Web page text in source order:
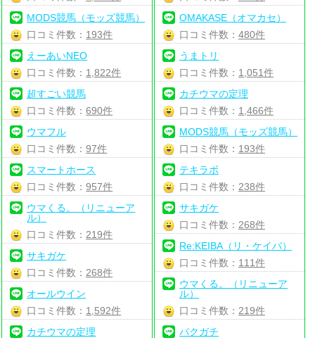
MODS競馬（モッズ競馬）
口コミ件数： 193件
えーあいNEO
口コミ件数： 1,822件
超すごい競馬
口コミ件数：690件
ウマフル
口コミ件数：97件
スマートホース
口コミ件数：957件
ウマくる。（リニューア
ル）
口コミ件数： 219件
サキガケ
口コミ件数： 268件
オールウイン
口コミ件数： 1,592件
カチウマの定理
OMAKASE（オマカセ）
口コミ件数： 480件
うまトリ
口コミ件数： 1,051件
カチウマの定理
口コミ件数： 1,466件
MODS競馬（モッズ競馬）
口コミ件数： 193件
テキラボ
口コミ件数： 238件
サキガケ
口コミ件数： 268件
Re:KEIBA（リ・ケイバ）
口コミ件数： 111件
ウマくる。（リニューア
ル）
口コミ件数： 219件
バクガチ